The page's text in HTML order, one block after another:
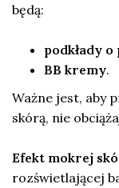
będą:
podkłady
BB kremy.
Ważne jest, aby
skórą, nie
Efekt mokrej
rozświetlającej